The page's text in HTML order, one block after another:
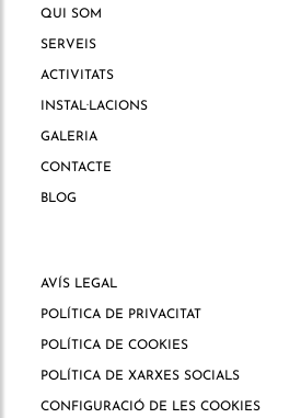
QUI SOM
SERVEIS
ACTIVITATS
INSTAL·LACIONS
GALERIA
CONTACTE
BLOG
AVÍS LEGAL
POLÍTICA DE PRIVACITAT
POLÍTICA DE COOKIES
POLÍTICA DE XARXES SOCIALS
CONFIGURACIÓ DE LES COOKIES